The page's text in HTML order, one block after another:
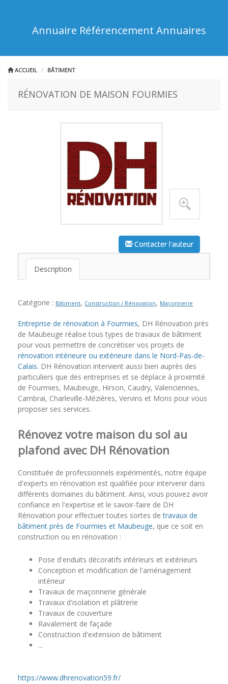
Annuaire Référencement Annuaires
ACCUEIL BÂTIMENT
RÉNOVATION DE MAISON FOURMIES
Contacter l'auteur
Description
Catégorie : Bâtiment, Construction / Rénovation, Maçonnerie
Entreprise de rénovation à Fourmies, DH Rénovation près
de Maubeuge réalise tous types de travaux de bâtiment
pour vous permettre de concrétiser vos projets de
rénovation intérieure ou extérieure dans le Nord-Pas-de-
Calais. DH Rénovation intervient aussi bien auprès des
particuliers que des entreprises et se déplace à proximité
de Fourmies, Maubeuge, Hirson, Caudry, Valenciennes,
Cambrai, Charleville-Mézières, Vervins et Mons pour vous
proposer ses services.
Rénovez votre maison du sol au
plafond avec DH Rénovation
Constituée de professionnels expérimentés, notre équipe
d'experts en rénovation est qualifiée pour intervenir dans
différents domaines du bâtiment. Ainsi, vous pouvez avoir
confiance en l'expertise et le savoir-faire de DH
Rénovation pour effectuer toutes sortes detravaux de
bâtiment près de Fourmies et Maubeuge, que ce soit en
construction ou en rénovation :
Pose d'enduits décoratifs intérieurs et extérieurs
Conception et modification de l'aménagement
intérieur
Travaux de maçonnerie générale
Travaux d'isolation et plâtrerie
Travaux de couverture
Ravalement de façade
Construction d'extension de bâtiment
...
https://www.dhrenovation59.fr/